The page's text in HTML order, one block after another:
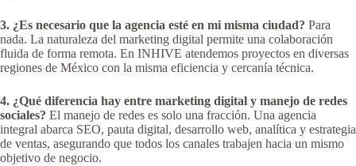
3. ¿Es necesario que la agencia esté en mi misma ciudad? Para
nada. La naturaleza del marketing digital permite una colaboración
fluida de forma remota. En INHIVE atendemos proyectos en diversas
regiones de México con la misma eficiencia y cercanía técnica.
4. ¿Qué diferencia hay entre marketing digital y manejo de redes
sociales? El manejo de redes es solo una fracción. Una agencia
integral abarca SEO, pauta digital, desarrollo web, analítica y estrategia
de ventas, asegurando que todos los canales trabajen hacia un mismo
objetivo de negocio.